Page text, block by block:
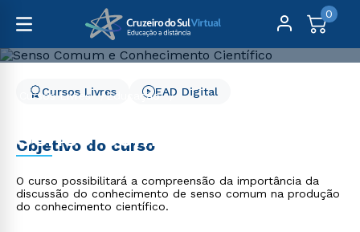
0
Cursos Livres
Educação
Senso Comum e
Conhecimento Científico
Cursos Livres EAD Digital
Objetivo do curso
O curso possibilitará a compreensão da importância da
discussão do conhecimento de senso comum na produção
do conhecimento científico.